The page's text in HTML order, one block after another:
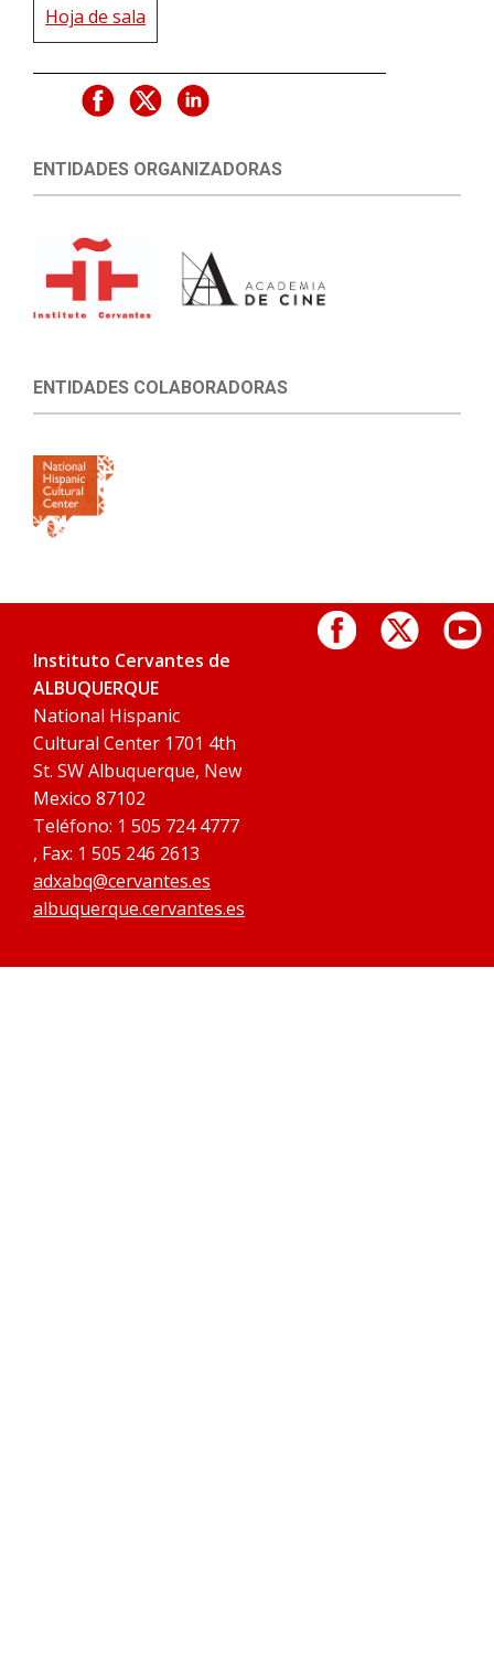
Hoja de sala
ENTIDADES ORGANIZADORAS
ENTIDADES COLABORADORAS
Instituto Cervantes de
ALBUQUERQUE
National Hispanic
Cultural Center 1701 4th
St. SW Albuquerque, New
Mexico 87102
Teléfono: 1 505 724 4777
, Fax: 1 505 246 2613
adxabq@cervantes.es
albuquerque.cervantes.es